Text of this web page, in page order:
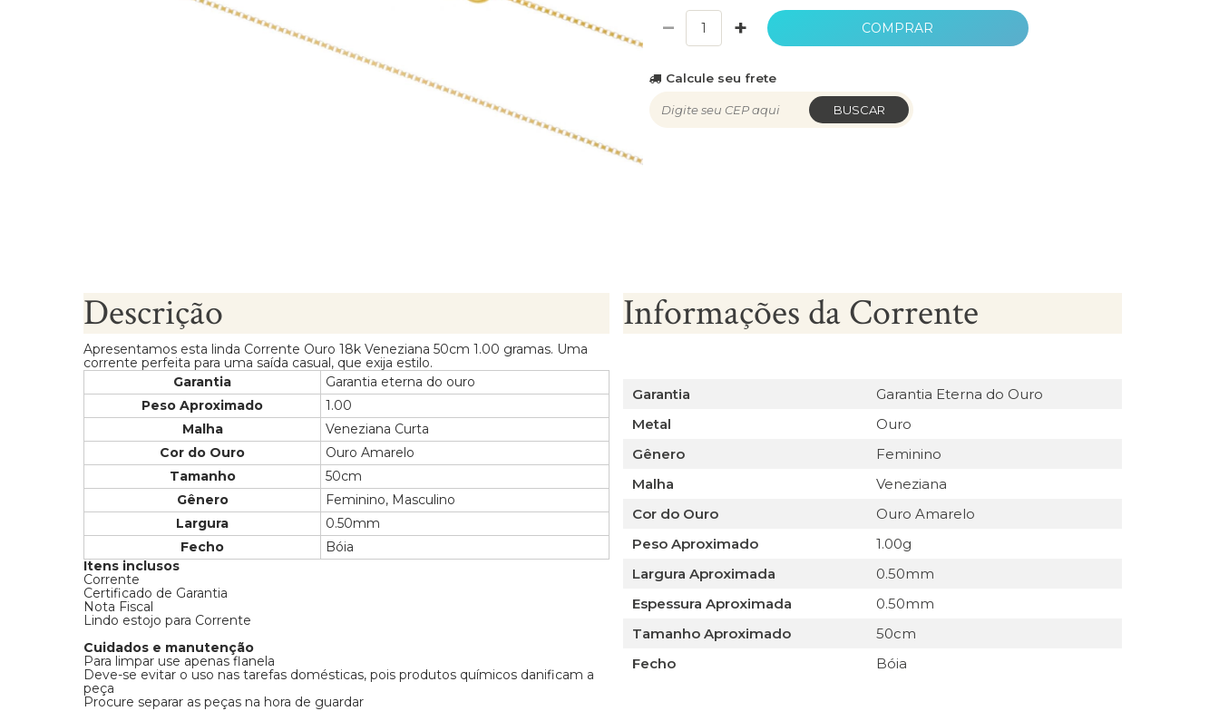
− + COMPRAR
Calcule seu frete
BUSCAR
Descrição
Apresentamos esta linda Corrente Ouro 18k Veneziana 50cm 1.00 gramas. Uma
corrente perfeita para uma saída casual, que exija estilo.
Garantia
Garantia eterna do ouro
Peso Aproximado
1.00
Malha
Veneziana Curta
Cor do Ouro
Ouro Amarelo
Tamanho
50cm
Gênero
Feminino, Masculino
Largura
0.50mm
Fecho
Bóia
Itens inclusos
Corrente
Certificado de Garantia
Nota Fiscal
Lindo estojo para Corrente
Cuidados e manutenção
Para limpar use apenas flanela
Deve-se evitar o uso nas tarefas domésticas, pois produtos químicos danificam a
peça
Procure separar as peças na hora de guardar
Informações da Corrente
Garantia
Garantia Eterna do Ouro
Metal
Ouro
Gênero
Feminino
Malha
Veneziana
Cor do Ouro
Ouro Amarelo
Peso Aproximado
1.00g
Largura Aproximada
0.50mm
Espessura Aproximada
0.50mm
Tamanho Aproximado
50cm
Fecho
Bóia